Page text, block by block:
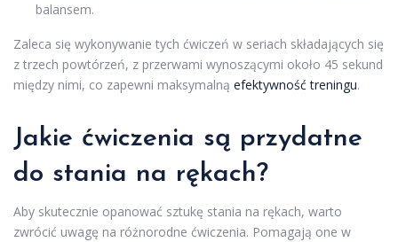
balansem.
Zaleca się wykonywanie tych ćwiczeń w seriach składających się
z trzech powtórzeń, z przerwami wynoszącymi około 45 sekund
między nimi, co zapewni maksymalną efektywność treningu.
Jakie ćwiczenia są przydatne
do stania na rękach?
Aby skutecznie opanować sztukę stania na rękach, warto
zwrócić uwagę na różnorodne ćwiczenia. Pomagają one w